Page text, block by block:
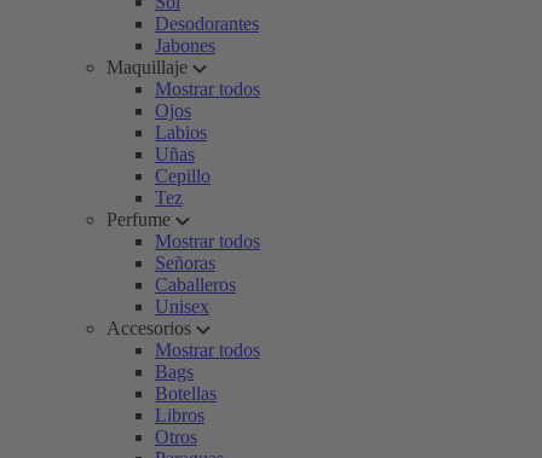
Desodorantes
Jabones
Maquillaje
Mostrar todos
Ojos
Labios
Uñas
Cepillo
Tez
Perfume
Mostrar todos
Señoras
Caballeros
Unisex
Accesorios
Mostrar todos
Bags
Botellas
Libros
Otros